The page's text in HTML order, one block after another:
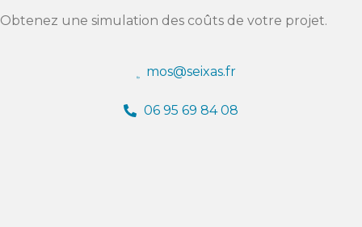
Obtenez une simulation des coûts de votre projet.
mos@seixas.fr
06 95 69 84 08